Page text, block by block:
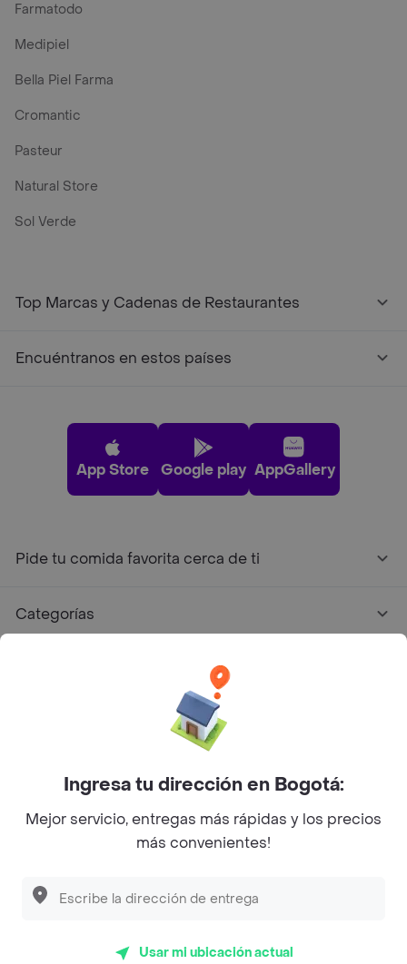
Farmatodo
Medipiel
Bella Piel Farma
Cromantic
Pasteur
Natural Store
Sol Verde
Top Marcas y Cadenas de Restaurantes
Encuéntranos en estos países
App Store Google play AppGallery
Pide tu comida favorita cerca de ti
Categorías
Facebook
Twitter
Instagram
©2026Rappi Inc. All rights reserved.
Ingresa tu dirección en Bogotá:
Mejor servicio, entregas más rápidas y los precios
más convenientes!
Usar mi ubicación actual